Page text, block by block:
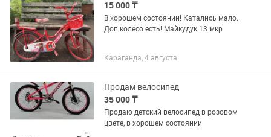
15 000 ₸
В хорошем состоянии! Катались мало.
Доп колесо есть! Майкудук 13 мкр
Караганда, 4 августа
Продам велосипед
35 000 ₸
Продаю детский велосипед в розовом
цвете, в хорошем состоянии